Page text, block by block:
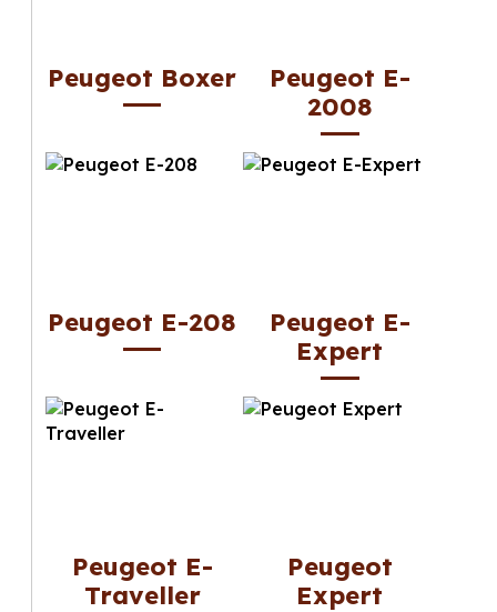
Peugeot Boxer
Peugeot E-
2008
Peugeot E-208
Peugeot E-
Expert
Peugeot E-
Traveller
Peugeot
Expert